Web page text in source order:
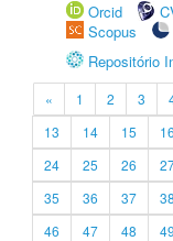
Orcid
Scopus
Repositório
« 1 2 3
13
14 15 16
24
25 26
35
36 37 38
46
47 48 49